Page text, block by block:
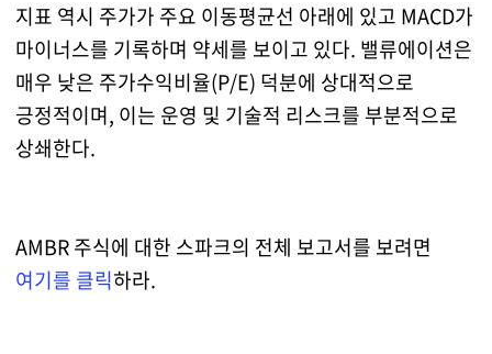
지표 역시 주가가 주요 이동평균선 아래에 있고 MACD가
마이너스를 기록하며 약세를 보이고 있다. 밸류에이션은
매우 낮은 주가수익비율(P/E) 덕분에 상대적으로
긍정적이며, 이는 운영 및 기술적 리스크를 부분적으로
상쇄한다.
AMBR 주식에 대한 스파크의 전체 보고서를 보려면
여기를 클릭하라.